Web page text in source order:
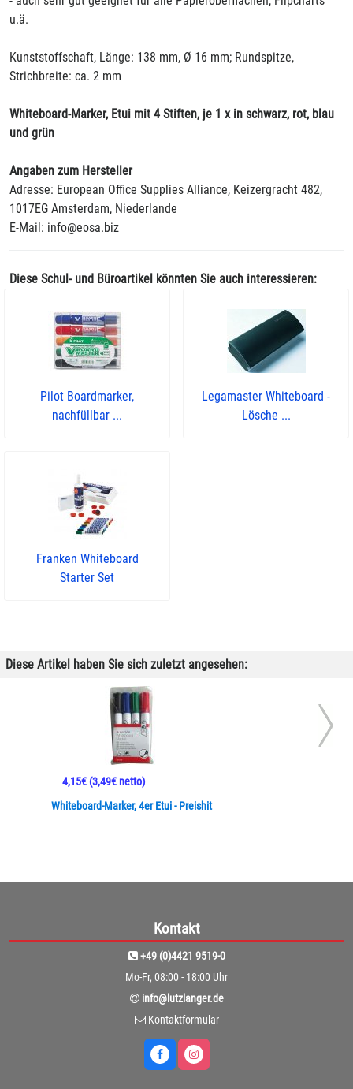
u.ä.
Kunststoffschaft, Länge: 138 mm, Ø 16 mm; Rundspitze,
Strichbreite: ca. 2 mm
Whiteboard-Marker, Etui mit 4 Stiften, je 1 x in schwarz, rot, blau
und grün
Angaben zum Hersteller
Adresse: European Office Supplies Alliance, Keizergracht 482,
1017EG Amsterdam, Niederlande
E-Mail: info@eosa.biz
Diese Schul- und Büroartikel könnten Sie auch interessieren:
Pilot Boardmarker,
nachfüllbar ...
Legamaster Whiteboard -
Lösche ...
Franken Whiteboard
Starter Set
Diese Artikel haben Sie sich zuletzt angesehen:
Whiteboard-Marker, 4er Etui - Preishit
4,15€(3,49€ netto)
Kontakt
+49 (0)4421 9519-0
Mo-Fr, 08:00 - 18:00 Uhr
info@lutzlanger.de
Kontaktformular